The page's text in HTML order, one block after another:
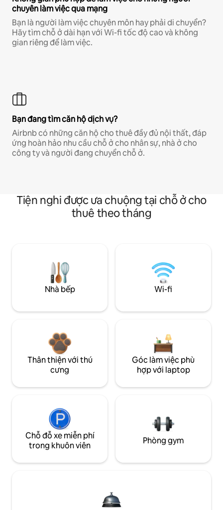
chuyên làm việc qua mạng
Bạn là người làm việc chuyên môn hay phải di chuyển?
Hãy tìm chỗ ở dài hạn với Wi-fi tốc độ cao và không
gian riêng để làm việc.
Bạn đang tìm căn hộ dịch vụ?
Airbnb có những căn hộ cho thuê đầy đủ nội thất, đáp
ứng hoàn hảo nhu cầu chỗ ở cho nhân sự, nhà ở cho
công ty và người đang chuyển chỗ ở.
Tiện nghi được ưa chuộng tại chỗ ở cho
thuê theo tháng
Nhà bếp Wi-fi
Thân thiện với thú
cưng
Góc làm việc phù
hợp với laptop
Chỗ đỗ xe miễn phí
trong khuôn viên
Phòng gym